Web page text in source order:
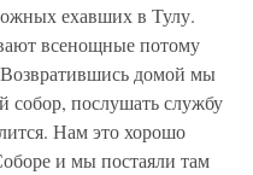
ехавших в Тулу.
всенощные потому
домой мы
послушать службу
Нам это хорошо
и мы постаяли там